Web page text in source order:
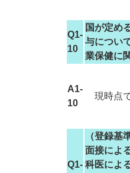
Q1-
10
国が定め
与につい
業保健に
A1-
10
現時点
Q1-
（登録
面接によ
科医によ